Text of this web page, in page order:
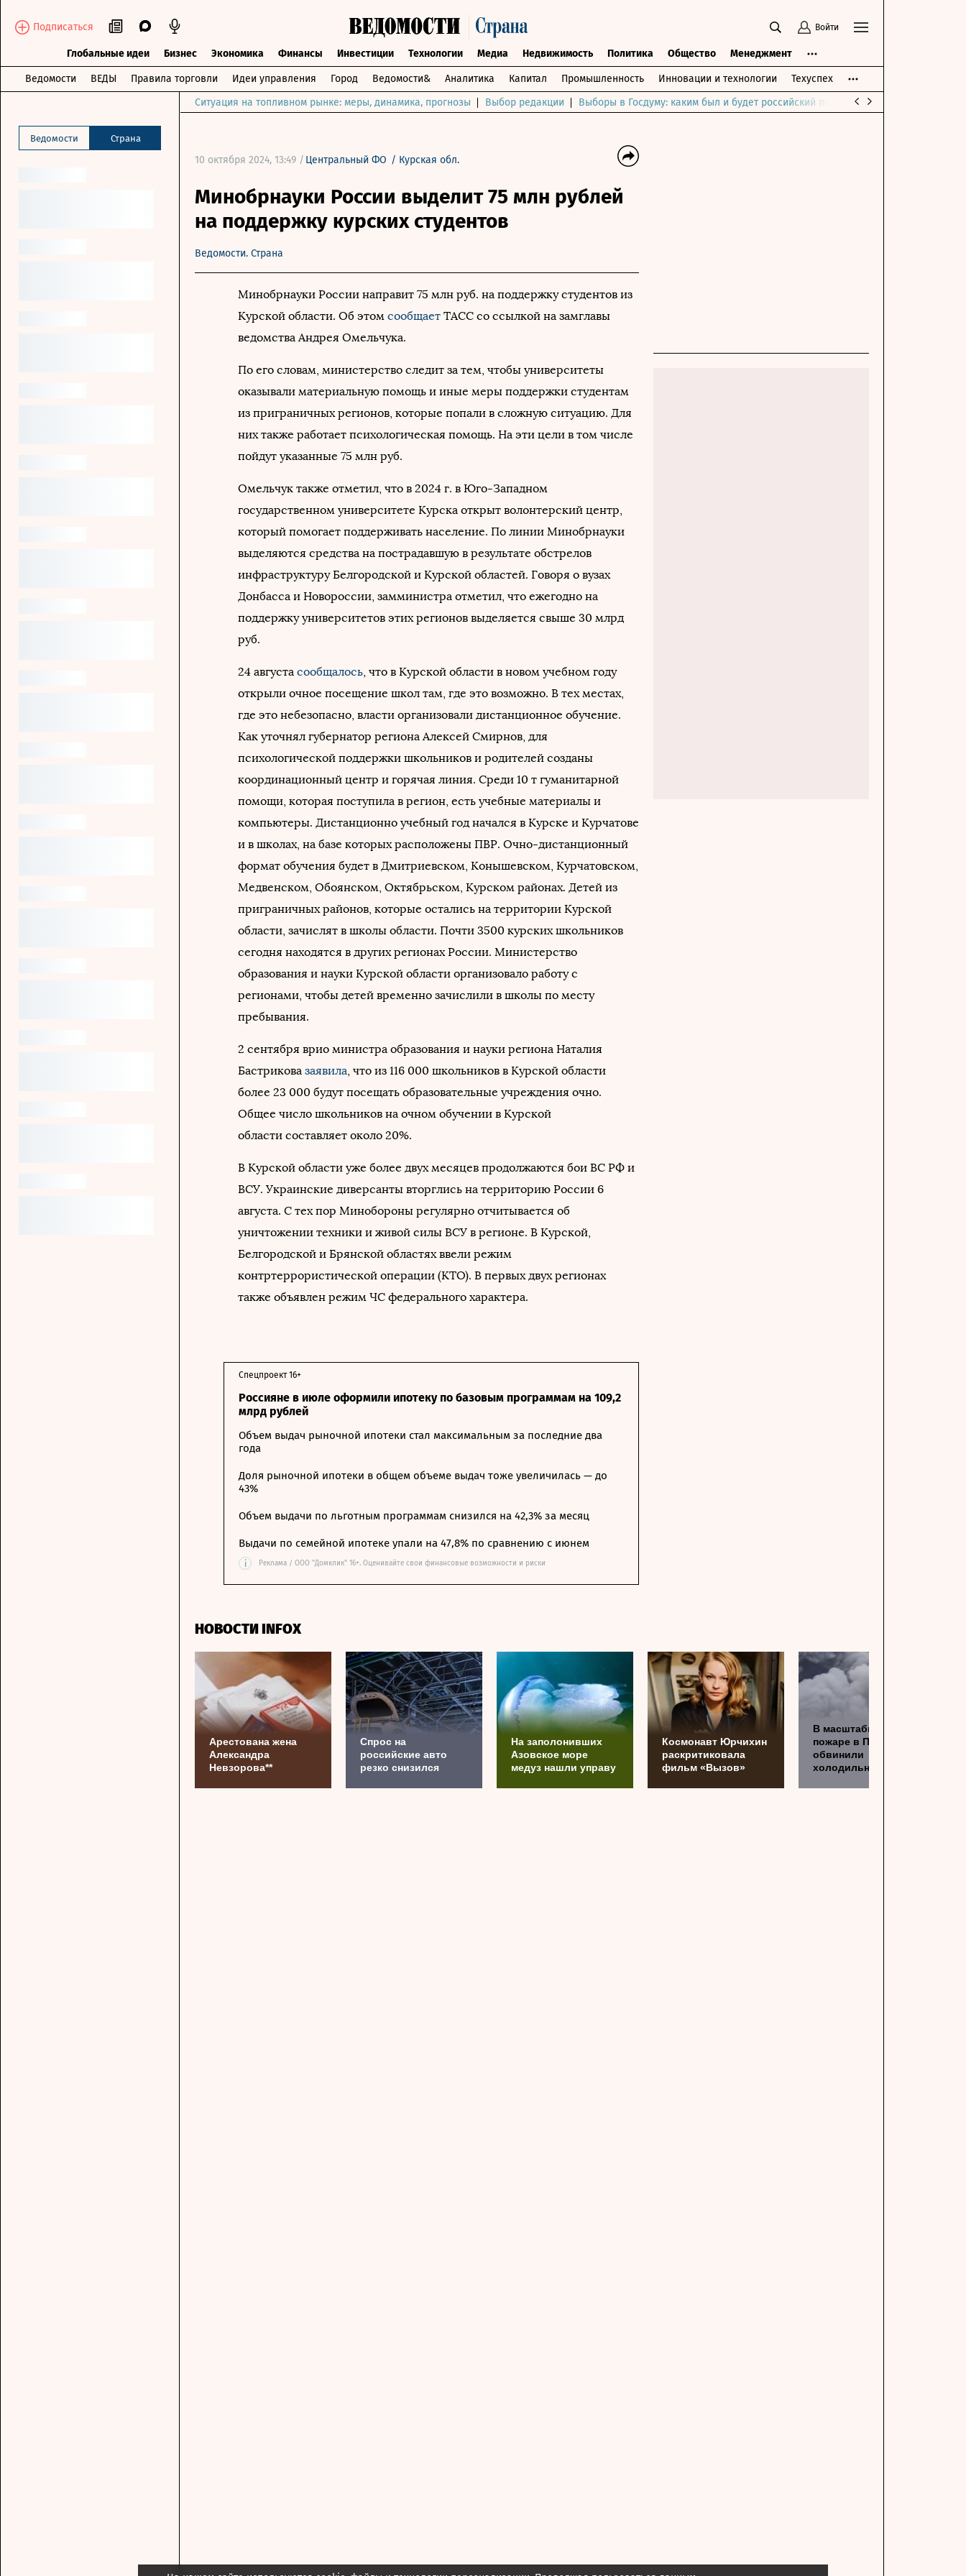
Подписаться Войти
Глобальные идеи Бизнес Экономика Финансы Инвестиции Технологии Медиа Недвижимость Политика Общество Менеджмент
Ведомости ВЕДЫ Правила торговли Идеи управления Город Ведомости& Аналитика Капитал Промышленность Инновации и технологии Техуспех
Ведомости Страна
Ситуация на топливном рынке: меры, динамика, прогнозы Выбор редакции Выборы в Госдуму: каким был и будет российский парламент
10 октября 2024, 13:49 / Центральный ФО / Курская обл.
Минобрнауки России выделит 75 млн рублей
на поддержку курских студентов
Ведомости. Страна
Минобрнауки России направит 75 млн руб. на поддержку студентов из
Курской области. Об этом сообщает ТАСС со ссылкой на замглавы
ведомства Андрея Омельчука.
По его словам, министерство следит за тем, чтобы университеты
оказывали материальную помощь и иные меры поддержки студентам
из приграничных регионов, которые попали в сложную ситуацию. Для
них также работает психологическая помощь. На эти цели в том числе
пойдут указанные 75 млн руб.
Омельчук также отметил, что в 2024 г. в Юго-Западном
государственном университете Курска открыт волонтерский центр,
который помогает поддерживать население. По линии Минобрнауки
выделяются средства на пострадавшую в результате обстрелов
инфраструктуру Белгородской и Курской областей. Говоря о вузах
Донбасса и Новороссии, замминистра отметил, что ежегодно на
поддержку университетов этих регионов выделяется свыше 30 млрд
руб.
24 августа сообщалось, что в Курской области в новом учебном году
открыли очное посещение школ там, где это возможно. В тех местах,
где это небезопасно, власти организовали дистанционное обучение.
Как уточнял губернатор региона Алексей Смирнов, для
психологической поддержки школьников и родителей созданы
координационный центр и горячая линия. Среди 10 т гуманитарной
помощи, которая поступила в регион, есть учебные материалы и
компьютеры. Дистанционно учебный год начался в Курске и Курчатове
и в школах, на базе которых расположены ПВР. Очно-дистанционный
формат обучения будет в Дмитриевском, Конышевском, Курчатовском,
Медвенском, Обоянском, Октябрьском, Курском районах. Детей из
приграничных районов, которые остались на территории Курской
области, зачислят в школы области. Почти 3500 курских школьников
сегодня находятся в других регионах России. Министерство
образования и науки Курской области организовало работу с
регионами, чтобы детей временно зачислили в школы по месту
пребывания.
2 сентября врио министра образования и науки региона Наталия
Бастрикова заявила, что из 116 000 школьников в Курской области
более 23 000 будут посещать образовательные учреждения очно.
Общее число школьников на очном обучении в Курской
области составляет около 20%.
В Курской области уже более двух месяцев продолжаются бои ВС РФ и
ВСУ. Украинские диверсанты вторглись на территорию России 6
августа. С тех пор Минобороны регулярно отчитывается об
уничтожении техники и живой силы ВСУ в регионе. В Курской,
Белгородской и Брянской областях ввели режим
контртеррористической операции (КТО). В первых двух регионах
также объявлен режим ЧС федерального характера.
Россияне в июле оформили ипотеку по базовым программам на 109,2
млрд рублей
Спецпроект 16+
Объем выдач рыночной ипотеки стал максимальным за последние два
года
Доля рыночной ипотеки в общем объеме выдач тоже увеличилась — до
43%
Объем выдачи по льготным программам снизился на 42,3% за месяц
Выдачи по семейной ипотеке упали на 47,8% по сравнению с июнем
i Реклама / ООО "Домклик" 16+. Оценивайте свои финансовые возможности и риски
НОВОСТИ INFOX
Арестована жена
Александра
Невзорова**
Спрос на
российские авто
резко снизился
На заполонивших
Азовское море
медуз нашли управу
Космонавт Юрчихин
раскритиковала
фильм «Вызов»
В масштабном
пожаре в Перми
обвинили
холодильник